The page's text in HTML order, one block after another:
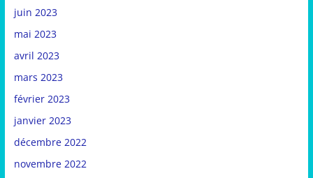
juin 2023
mai 2023
avril 2023
mars 2023
février 2023
janvier 2023
décembre 2022
novembre 2022